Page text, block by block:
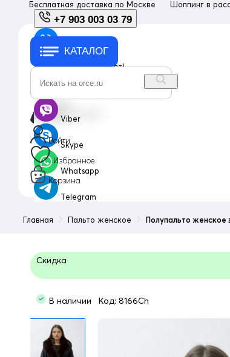
Бесплатная доставка по Москве Шоппинг в
+7 903 003 03 79
+7 903 003 03 79
с 10:00 до 18:00 (пн-пт)
Viber
Skype
Whatsapp
Telegram
КАТАЛОГ
Войти
Избранное
Корзина
Главная Пальто женское Полупальто женское
Скидка
В наличии Код: 8166Ch